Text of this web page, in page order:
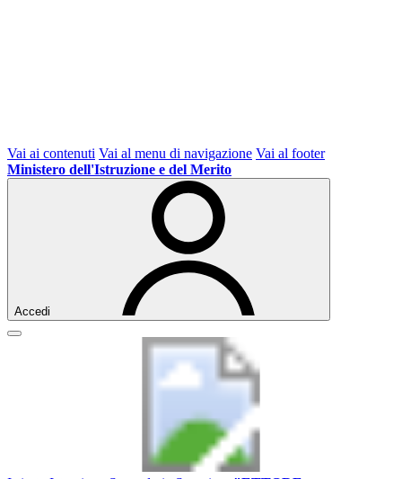
Vai ai contenuti Vai al menu di navigazione Vai al footer
Ministero dell'Istruzione e del Merito
Accedi